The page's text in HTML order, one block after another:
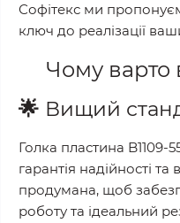
Софітекс ми
ключ до реалізації
Чому варто
🌟 Вищий
Голка пластина B1109-
гарантія надійності
продумана, щоб
роботу та ідеальний